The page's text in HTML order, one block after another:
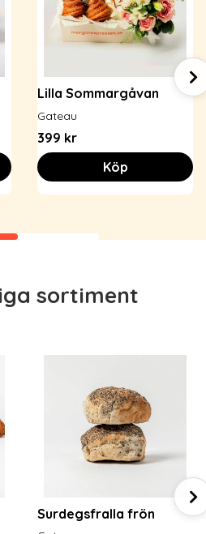
Lilla Sommargåvan
Gateau
399 kr
Köp
sortiment
Surdegsfralla frön